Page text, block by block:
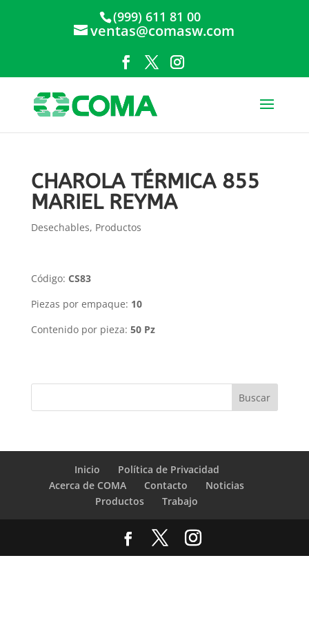
(999) 611 81 00
ventas@comasw.com
CHAROLA TÉRMICA 855
MARIEL REYMA
Desechables, Productos
Código: CS83
Piezas por empaque: 10
Contenido por pieza: 50 Pz
Inicio
Política de Privacidad
Acerca de COMA
Contacto
Noticias
Productos
Trabajo